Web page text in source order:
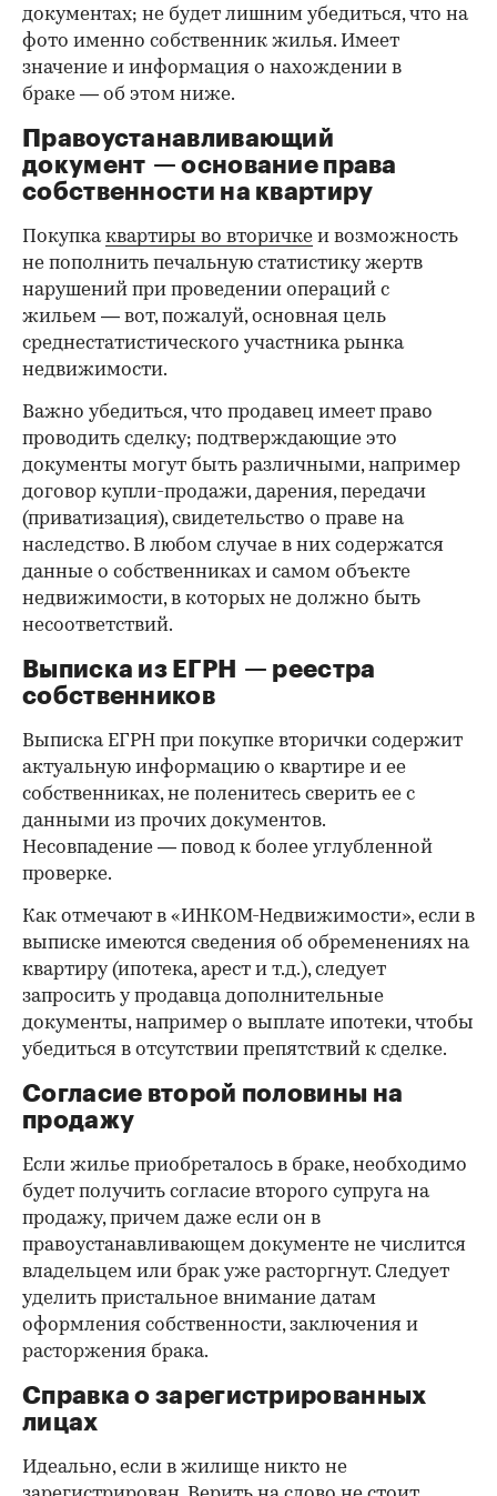
00:00 / 00:00
документах; не будет лишним убедиться, что на
фото именно собственник жилья. Имеет
значение и информация о нахождении в
браке — об этом ниже.
Правоустанавливающий
документ — основание права
собственности на квартиру
Покупкаквартиры во вторичке и возможность
не пополнить печальную статистику жертв
нарушений при проведении операций с
жильем — вот, пожалуй, основная цель
среднестатистического участника рынка
недвижимости.
Важно убедиться, что продавец имеет право
проводить сделку; подтверждающие это
документы могут быть различными, например
договор купли-продажи, дарения, передачи
(приватизация), свидетельство о праве на
наследство. В любом случае в них содержатся
данные о собственниках и самом объекте
недвижимости, в которых не должно быть
несоответствий.
Выписка из ЕГРН — реестра
собственников
Выписка ЕГРН при покупке вторички содержит
актуальную информацию о квартире и ее
собственниках, не поленитесь сверить ее с
данными из прочих документов.
Несовпадение — повод к более углубленной
проверке.
Как отмечают в «ИНКОМ-Недвижимости», если в
выписке имеются сведения об обременениях на
квартиру (ипотека, арест и т.д.), следует
запросить у продавца дополнительные
документы, например о выплате ипотеки, чтобы
убедиться в отсутствии препятствий к сделке.
Согласие второй половины на
продажу
Если жилье приобреталось в браке, необходимо
будет получить согласие второго супруга на
продажу, причем даже если он в
правоустанавливающем документе не числится
владельцем или брак уже расторгнут. Следует
уделить пристальное внимание датам
оформления собственности, заключения и
расторжения брака.
Справка о зарегистрированных
лицах
Идеально, если в жилище никто не